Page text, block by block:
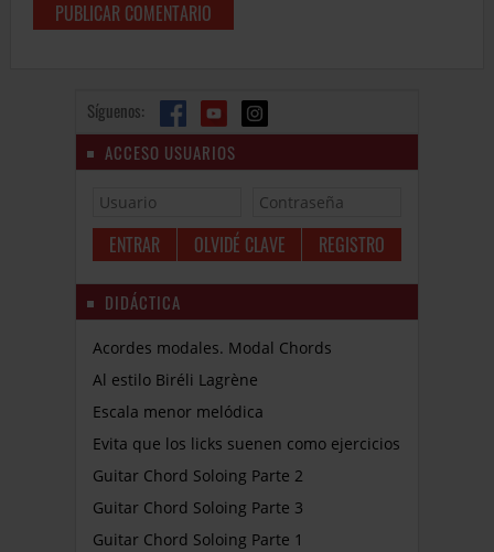
Síguenos:
ACCESO USUARIOS
OLVIDÉ CLAVE REGISTRO
DIDÁCTICA
Acordes modales. Modal Chords
Al estilo Biréli Lagrène
Escala menor melódica
Evita que los licks suenen como ejercicios
Guitar Chord Soloing Parte 2
Guitar Chord Soloing Parte 3
Guitar Chord Soloing Parte 1